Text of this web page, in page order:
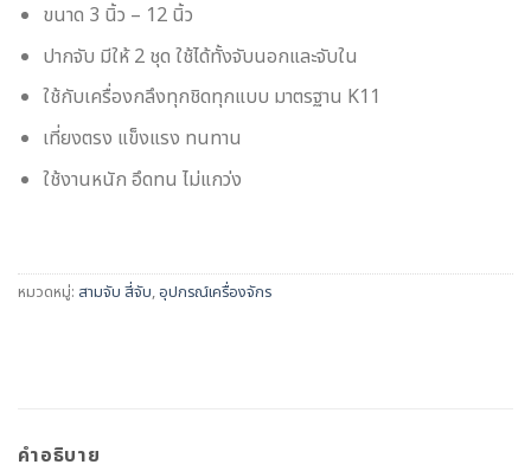
ขนาด 3 นิ้ว – 12 นิ้ว
ปากจับ มีให้ 2 ชุด ใช้ได้ทั้งจับนอกและจับใน
ใช้กับเครื่องกลึงทุกชิดทุกแบบ มาตรฐาน K11
เที่ยงตรง แข็งแรง ทนทาน
ใช้งานหนัก อึดทน ไม่แกว่ง
หมวดหมู่: สามจับ สี่จับ,อุปกรณ์เครื่องจักร
คำอธิบาย